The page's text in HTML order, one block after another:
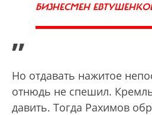
БИЗНЕСМЕН
”
Но отдавать нажитое
отнюдь не спешил.
давить. Тогда Рахимов